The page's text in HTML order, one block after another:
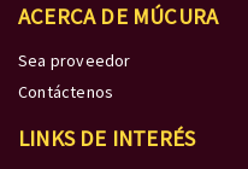
ACERCA DE MÚCURA
Sea proveedor
Contáctenos
LINKS DE INTERÉS